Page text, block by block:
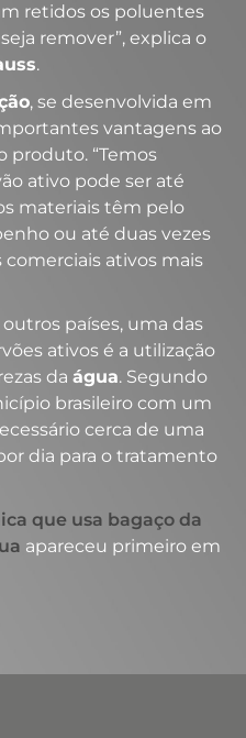
retidos os poluentes
remover”, explica o
.
, se desenvolvida em
vantagens ao
produto. “Temos
ativo pode ser até
materiais têm pelo
ou até duas vezes
ativos mais
países, uma das
ativos é a utilização
da água. Segundo
brasileiro com um
cerca de uma
dia para o tratamento
que usa bagaço da
apareceu primeiro em